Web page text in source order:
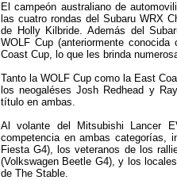
El campeón australiano de
las cuatro rondas del Subaru WRX
de Holly Kilbride. Además del
WOLF Cup (anteriormente
Coast Cup, lo que les brinda
Tanto la WOLF Cup como la East
los neogaléses Josh Redhead y
título en ambas.
Al volante del Mitsubishi Lancer
competencia en ambas categorías,
Fiesta G4), los veteranos de los
(Volkswagen Beetle G4), y los
de The Stable.